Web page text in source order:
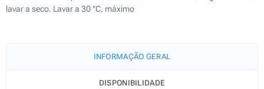
lavar a seco. Lavar a 30 °C, máximo
INFORMAÇÃO GERAL
DISPONIBILIDADE